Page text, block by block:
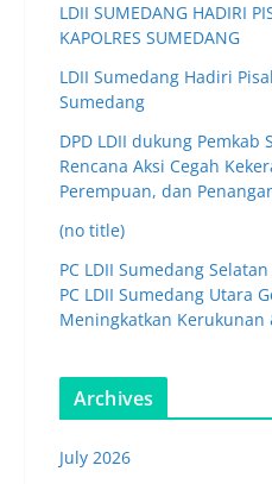
LDII SUMEDANG HADIRI
KAPOLRES SUMEDANG
LDII Sumedang Hadiri
Sumedang
DPD LDII dukung Pemkab
Rencana Aksi Cegah
Perempuan, dan
(no title)
PC LDII Sumedang
PC LDII Sumedang Utara
Meningkatkan Kerukunan
Archives
July 2026